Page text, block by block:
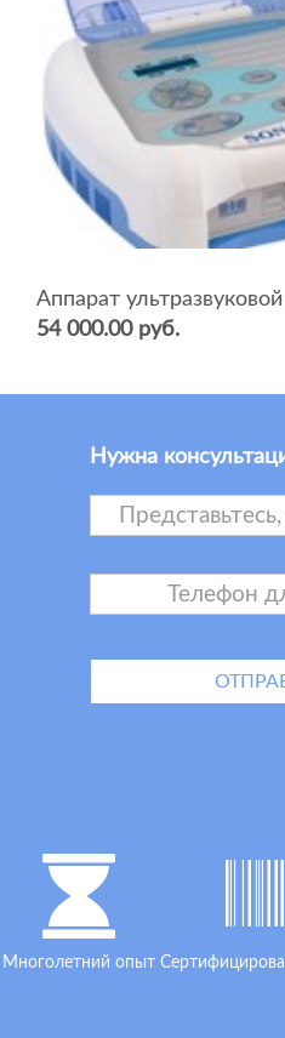
54 000.00 руб.
Нужна
Многолетний опыт